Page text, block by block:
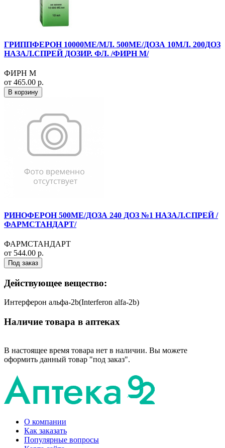
ГРИППФЕРОН 10000МЕ/МЛ. 500МЕ/ДОЗА 10МЛ. 200ДОЗ
НАЗАЛ.СПРЕЙ ДОЗИР. ФЛ. /ФИРН М/
ФИРН М
от 465.00 р.
В корзину
РИНОФЕРОН 500МЕ/ДОЗА 240 ДОЗ №1 НАЗАЛ.СПРЕЙ /
ФАРМСТАНДАРТ/
ФАРМСТАНДАРТ
от 544.00 р.
Под заказ
Действующее вещество:
Интерферон альфа-2b(Interferon alfa-2b)
Наличие товара в аптеках
В настоящее время товара нет в наличии. Вы можете
оформить данный товар "под заказ".
О компании
Как заказать
Популярные вопросы